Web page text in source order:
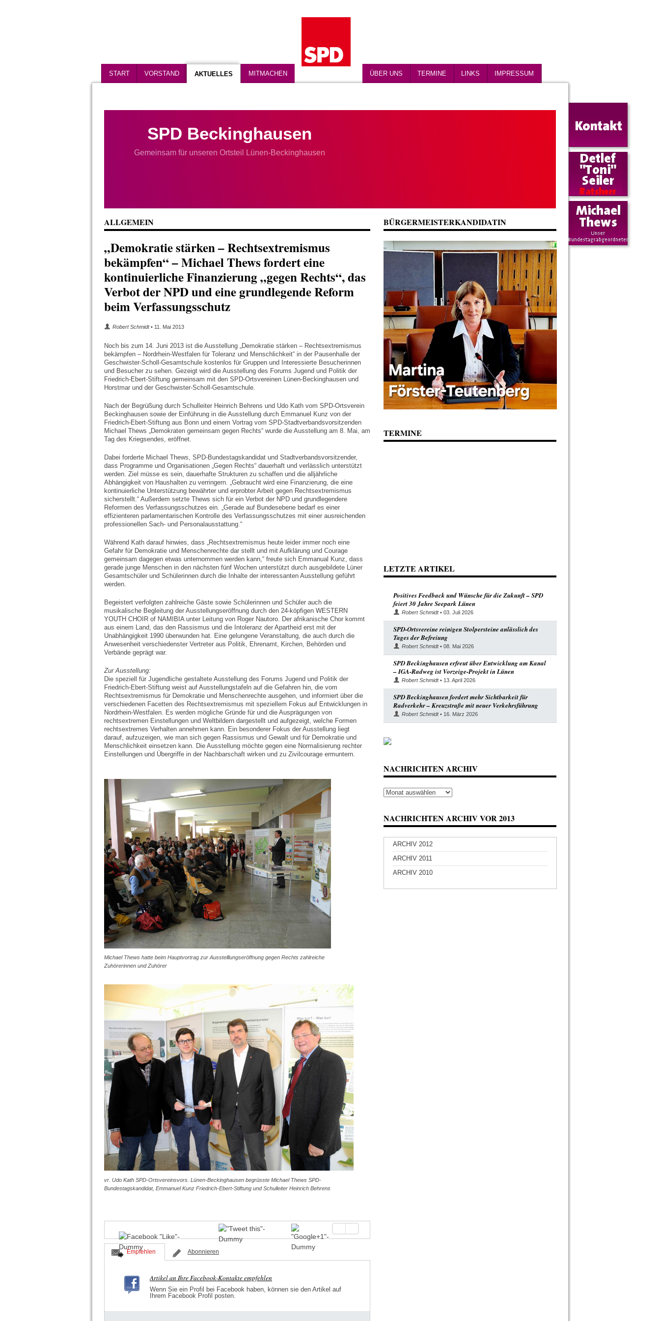
START VORSTAND AKTUELLES MITMACHEN IMPRESSUM
LINKS
TERMINE
ÜBER UNS
SPD Beckinghausen
Gemeinsam für unseren Ortsteil Lünen-Beckinghausen
ALLGEMEIN
„Demokratie stärken – Rechtsextremismus
bekämpfen“ – Michael Thews fordert eine
kontinuierliche Finanzierung „gegen Rechts“, das
Verbot der NPD und eine grundlegende Reform
beim Verfassungsschutz
Robert Schmidt• 11. Mai 2013
Noch bis zum 14. Juni 2013 ist die Ausstellung „Demokratie stärken – Rechtsextremismus
bekämpfen – Nordrhein-Westfalen für Toleranz und Menschlichkeit“ in der Pausenhalle der
Geschwister-Scholl-Gesamtschule kostenlos für Gruppen und Interessierte Besucherinnen
und Besucher zu sehen. Gezeigt wird die Ausstellung des Forums Jugend und Politik der
Friedrich-Ebert-Stiftung gemeinsam mit den SPD-Ortsvereinen Lünen-Beckinghausen und
Horstmar und der Geschwister-Scholl-Gesamtschule.
Nach der Begrüßung durch Schulleiter Heinrich Behrens und Udo Kath vom SPD-Ortsverein
Beckinghausen sowie der Einführung in die Ausstellung durch Emmanuel Kunz von der
Friedrich-Ebert-Stiftung aus Bonn und einem Vortrag vom SPD-Stadtverbandsvorsitzenden
Michael Thews „Demokraten gemeinsam gegen Rechts“ wurde die Ausstellung am 8. Mai, am
Tag des Kriegsendes, eröffnet.
Dabei forderte Michael Thews, SPD-Bundestagskandidat und Stadtverbandsvorsitzender,
dass Programme und Organisationen „Gegen Rechts“ dauerhaft und verlässlich unterstützt
werden. Ziel müsse es sein, dauerhafte Strukturen zu schaffen und die alljährliche
Abhängigkeit von Haushalten zu verringern. „Gebraucht wird eine Finanzierung, die eine
kontinuierliche Unterstützung bewährter und erprobter Arbeit gegen Rechtsextremismus
sicherstellt.“ Außerdem setzte Thews sich für ein Verbot der NPD und grundlegendere
Reformen des Verfassungsschutzes ein. „Gerade auf Bundesebene bedarf es einer
effizienteren parlamentarischen Kontrolle des Verfassungsschutzes mit einer ausreichenden
professionellen Sach- und Personalausstattung.“
Während Kath darauf hinwies, dass „Rechtsextremismus heute leider immer noch eine
Gefahr für Demokratie und Menschenrechte dar stellt und mit Aufklärung und Courage
gemeinsam dagegen etwas unternommen werden kann,“ freute sich Emmanual Kunz, dass
gerade junge Menschen in den nächsten fünf Wochen unterstützt durch ausgebildete Lüner
Gesamtschüler und Schülerinnen durch die Inhalte der interessanten Ausstellung geführt
werden.
Begeistert verfolgten zahlreiche Gäste sowie Schülerinnen und Schüler auch die
musikalische Begleitung der Ausstellungseröffnung durch den 24-köpfigen WESTERN
YOUTH CHOIR of NAMIBIA unter Leitung von Roger Nautoro. Der afrikanische Chor kommt
aus einem Land, das den Rassismus und die Intoleranz der Apartheid erst mit der
Unabhängigkeit 1990 überwunden hat. Eine gelungene Veranstaltung, die auch durch die
Anwesenheit verschiedenster Vertreter aus Politik, Ehrenamt, Kirchen, Behörden und
Verbände geprägt war.
Zur Ausstellung:
Die speziell für Jugendliche gestaltete Ausstellung des Forums Jugend und Politik der
Friedrich-Ebert-Stiftung weist auf Ausstellungstafeln auf die Gefahren hin, die vom
Rechtsextremismus für Demokratie und Menschenrechte ausgehen, und informiert über die
verschiedenen Facetten des Rechtsextremismus mit speziellem Fokus auf Entwicklungen in
Nordrhein-Westfalen. Es werden mögliche Gründe für und die Ausprägungen von
rechtsextremen Einstellungen und Weltbildern dargestellt und aufgezeigt, welche Formen
rechtsextremes Verhalten annehmen kann. Ein besonderer Fokus der Ausstellung liegt
darauf, aufzuzeigen, wie man sich gegen Rassismus und Gewalt und für Demokratie und
Menschlichkeit einsetzen kann. Die Ausstellung möchte gegen eine Normalisierung rechter
Einstellungen und Übergriffe in der Nachbarschaft wirken und zu Zivilcourage ermuntern.
Michael Thews hatte beim Hauptvortrag zur Ausstelllungseröffnung gegen Rechts zahlreiche
Zuhörerinnen und Zuhörer
vr. Udo Kath SPD-Ortsvereinsvors. Lünen-Beckinghausen begrüsste Michael Thews SPD-
Bundestagskandidat, Emmanuel Kunz Friedrich-Ebert-Stiftung und Schulleiter Heinrich Behrens
Empfehlen Abonnieren
Artikel an Ihre Facebook-Kontakte empfehlen
Wenn Sie ein Profil bei Facebook haben, können sie den Artikel auf
Ihrem Facebook Profil posten.
BÜRGERMEISTERKANDIDATIN
TERMINE
LETZTE ARTIKEL
Positives Feedback und Wünsche für die Zukunft – SPD
feiert 30 Jahre Seepark Lünen
Robert Schmidt• 03. Juli 2026
SPD-Ortsvereine reinigen Stolpersteine anlässlich des
Tages der Befreiung
Robert Schmidt• 08. Mai 2026
SPD Beckinghausen erfreut über Entwicklung am Kanal
– IGA-Radweg ist Vorzeige-Projekt in Lünen
Robert Schmidt• 13. April 2026
SPD Beckinghausen fordert mehr Sichtbarkeit für
Radverkehr – Kreuzstraße mit neuer Verkehrsführung
Robert Schmidt• 16. März 2026
NACHRICHTEN ARCHIV
Nachrichten
NACHRICHTEN ARCHIV VOR 2013
ARCHIV 2012
ARCHIV 2011
ARCHIV 2010